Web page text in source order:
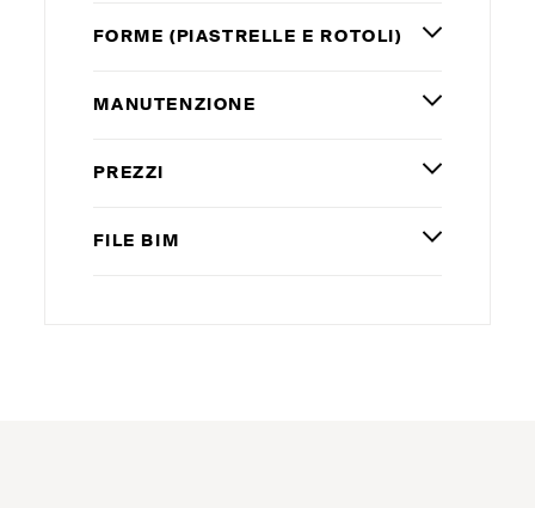
FORME (PIASTRELLE E ROTOLI)
MANUTENZIONE
PREZZI
FILE BIM